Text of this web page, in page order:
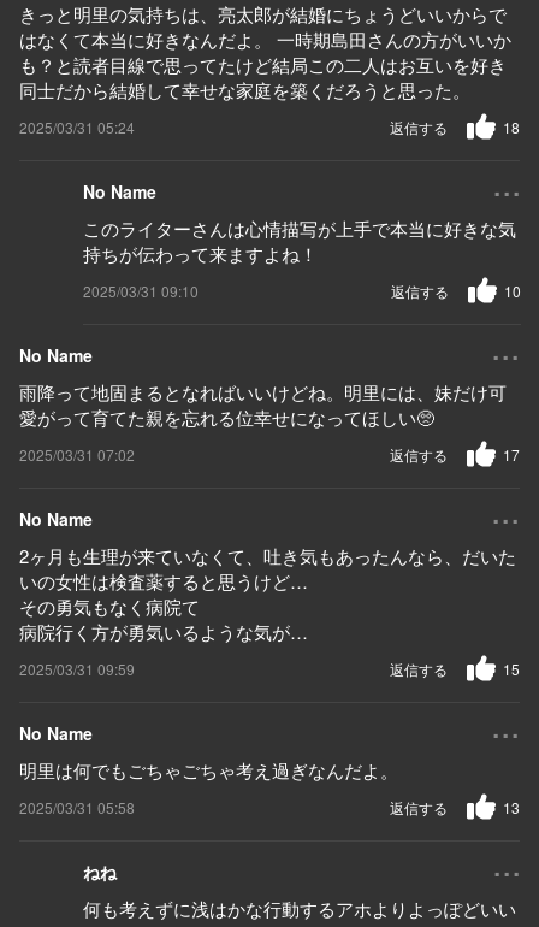
きっと明里の気持ちは、亮太郎が結婚にちょうどいいからで
はなくて本当に好きなんだよ。 一時期島田さんの方がいいか
も？と読者目線で思ってたけど結局この二人はお互いを好き
同士だから結婚して幸せな家庭を築くだろうと思った。
2025/03/31 05:24 18
返信する
No Name ...
このライターさんは心情描写が上手で本当に好きな気
持ちが伝わって来ますよね！
2025/03/31 09:10 10
返信する
No Name ...
雨降って地固まるとなればいいけどね。明里には、妹だけ可
愛がって育てた親を忘れる位幸せになってほしい🥺
2025/03/31 07:02 17
返信する
No Name ...
2ヶ月も生理が来ていなくて、吐き気もあったんなら、だいた
いの女性は検査薬すると思うけど…
その勇気もなく病院て
病院行く方が勇気いるような気が…
2025/03/31 09:59 15
返信する
No Name ...
明里は何でもごちゃごちゃ考え過ぎなんだよ。
2025/03/31 05:58 13
返信する
ねね ...
何も考えずに浅はかな行動するアホよりよっぽどいい